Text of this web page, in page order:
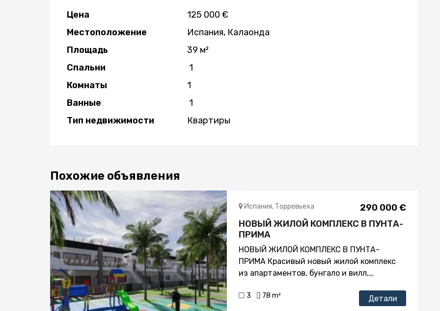
Цена
125 000 €
Местоположение
Испания, Калаонда
Площадь
39 м²
Спальни
1
Комнаты
1
Ванные
1
Тип недвижимости
Квартиры
Похожие объявления
290 000 €
Испания, Торревьеха
НОВЫЙ ЖИЛОЙ КОМПЛЕКС В ПУНТА-
ПРИМА
НОВЫЙ ЖИЛОЙ КОМПЛЕКС В ПУНТА-
ПРИМА Красивый новый жилой комплекс
из апартаментов, бунгало и вилл,
Торревьеха. Современные 94 бунгало и
квартиры с 2 и 3 спальнями, 2 ванными
3 78 m² Детали